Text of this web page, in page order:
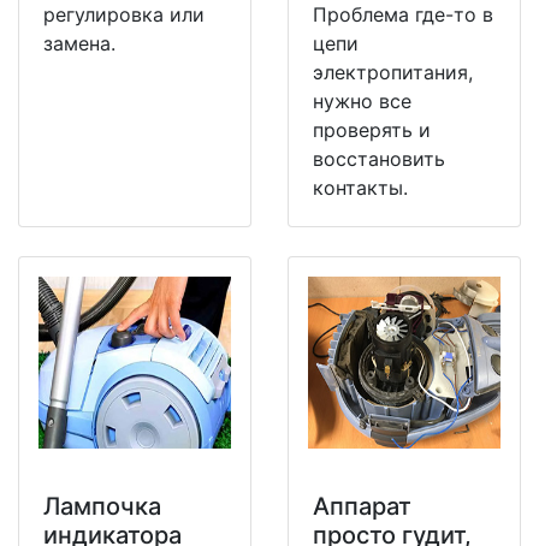
регулировка или
замена.
Проблема где-то в
цепи
электропитания,
нужно все
проверять и
восстановить
контакты.
Лампочка
индикатора
Аппарат
просто гудит,